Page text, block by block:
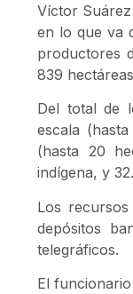
Víctor
en lo que va
productores
839
Del total de
escala
(hasta 20
indígena, y
Los
depósitos
telegráficos.
El